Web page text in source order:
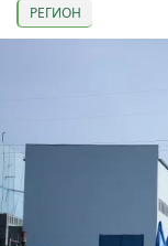
РЕГИОН